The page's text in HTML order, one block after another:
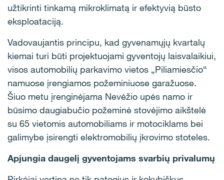
užtikrinti tinkamą mikroklimatą ir efektyvią būsto
eksploataciją.
Vadovaujantis principu, kad gyvenamųjų kvartalų
kiemai turi būti projektuojami gyventojų laisvalaikiui,
visos automobilių parkavimo vietos „Piliamiesčio“
namuose įrengiamos požeminiuose garažuose.
Šiuo metu įrenginėjama Nevėžio upės namo ir
būsimo daugiabučio požeminė stovėjimo aikštelė
su 65 vietomis automobiliams ir motociklams bei
galimybe įsirengti elektromobilių įkrovimo stoteles.
Apjungia daugelį gyventojams svarbių privalumų